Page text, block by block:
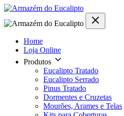
Home
Loja Online
Produtos
Eucalipto Tratado
Eucalipto Serrado
Pinus Tratado
Dormentes e Cruzetas
Mourões, Arames e Telas